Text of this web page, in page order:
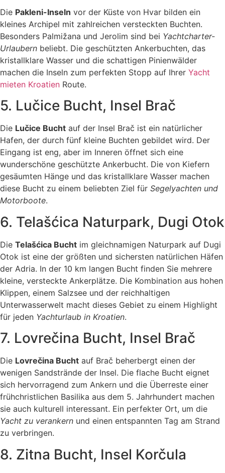
Die Pakleni-Inseln vor der Küste von Hvar bilden ein
kleines Archipel mit zahlreichen versteckten Buchten.
Besonders Palmižana und Jerolim sind bei Yachtcharter-
Urlaubern beliebt. Die geschützten Ankerbuchten, das
kristallklare Wasser und die schattigen Pinienwälder
machen die Inseln zum perfekten Stopp auf Ihrer Yacht
mieten Kroatien Route.
5. Lučice Bucht, Insel Brač
Die Lučice Bucht auf der Insel Brač ist ein natürlicher
Hafen, der durch fünf kleine Buchten gebildet wird. Der
Eingang ist eng, aber im Inneren öffnet sich eine
wunderschöne geschützte Ankerbucht. Die von Kiefern
gesäumten Hänge und das kristallklare Wasser machen
diese Bucht zu einem beliebten Ziel für Segelyachten und
Motorboote.
6. Telašćica Naturpark, Dugi Otok
Die Telašćica Bucht im gleichnamigen Naturpark auf Dugi
Otok ist eine der größten und sichersten natürlichen Häfen
der Adria. In der 10 km langen Bucht finden Sie mehrere
kleine, versteckte Ankerplätze. Die Kombination aus hohen
Klippen, einem Salzsee und der reichhaltigen
Unterwasserwelt macht dieses Gebiet zu einem Highlight
für jeden Yachturlaub in Kroatien.
7. Lovrečina Bucht, Insel Brač
Die Lovrečina Bucht auf Brač beherbergt einen der
wenigen Sandstrände der Insel. Die flache Bucht eignet
sich hervorragend zum Ankern und die Überreste einer
frühchristlichen Basilika aus dem 5. Jahrhundert machen
sie auch kulturell interessant. Ein perfekter Ort, um die
Yacht zu verankern und einen entspannten Tag am Strand
zu verbringen.
8. Zitna Bucht, Insel Korčula